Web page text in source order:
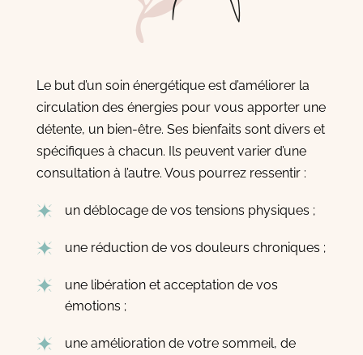
Le but d’un soin énergétique est d’améliorer la
circulation des énergies pour vous apporter une
détente, un bien-être. Ses bienfaits sont divers et
spécifiques à chacun. Ils peuvent varier d’une
consultation à l’autre. Vous pourrez ressentir :
un déblocage de vos tensions physiques ;
une réduction de vos douleurs chroniques ;
une libération et acceptation de vos
émotions ;
une amélioration de votre sommeil, de